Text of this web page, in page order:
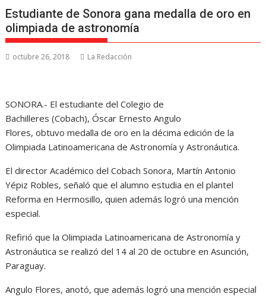
Estudiante de Sonora gana medalla de oro en
olimpiada de astronomía
octubre 26, 2018 La Redacción
SONORA.- El estudiante del Colegio de
Bachilleres (Cobach), Óscar Ernesto Angulo
Flores, obtuvo medalla de oro en la décima edición de la
Olimpiada Latinoamericana de Astronomía y Astronáutica.
El director Académico del Cobach Sonora, Martín Antonio
Yépiz Robles, señaló que el alumno estudia en el plantel
Reforma en Hermosillo, quien además logró una mención
especial.
Refirió que la Olimpiada Latinoamericana de Astronomía y
Astronáutica se realizó del 14 al 20 de octubre en Asunción,
Paraguay.
Angulo Flores, anotó, que además logró una mención especial